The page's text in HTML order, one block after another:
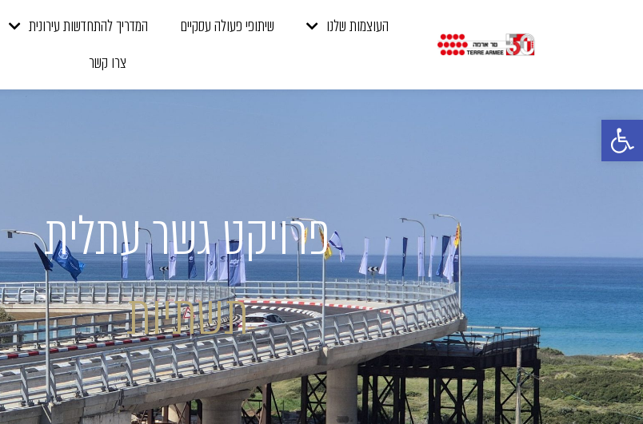
פתח סרגל נגישות
העוצמות שלנו שיתופי פעולה עסקיים המדריך להתחדשות עירונית
צרו קשר
פרויקט גשר עתלית
תשתיות